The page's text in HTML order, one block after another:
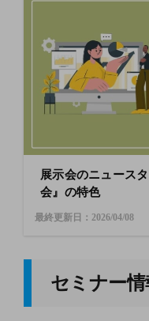
展示会のニュース
会』の特色
最終更新日：2026/04/08
セミナー情